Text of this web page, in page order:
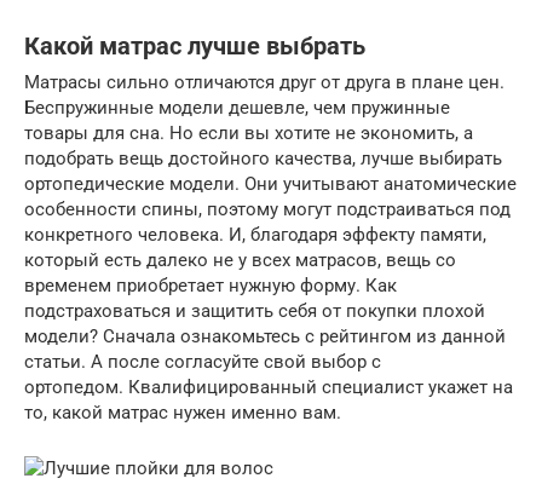
Какой матрас лучше выбрать
Матрасы сильно отличаются друг от друга в плане цен.
Беспружинные модели дешевле, чем пружинные
товары для сна. Но если вы хотите не экономить, а
подобрать вещь достойного качества, лучше выбирать
ортопедические модели. Они учитывают анатомические
особенности спины, поэтому могут подстраиваться под
конкретного человека. И, благодаря эффекту памяти,
который есть далеко не у всех матрасов, вещь со
временем приобретает нужную форму. Как
подстраховаться и защитить себя от покупки плохой
модели? Сначала ознакомьтесь с рейтингом из данной
статьи. А после согласуйте свой выбор с
ортопедом. Квалифицированный специалист укажет на
то, какой матрас нужен именно вам.